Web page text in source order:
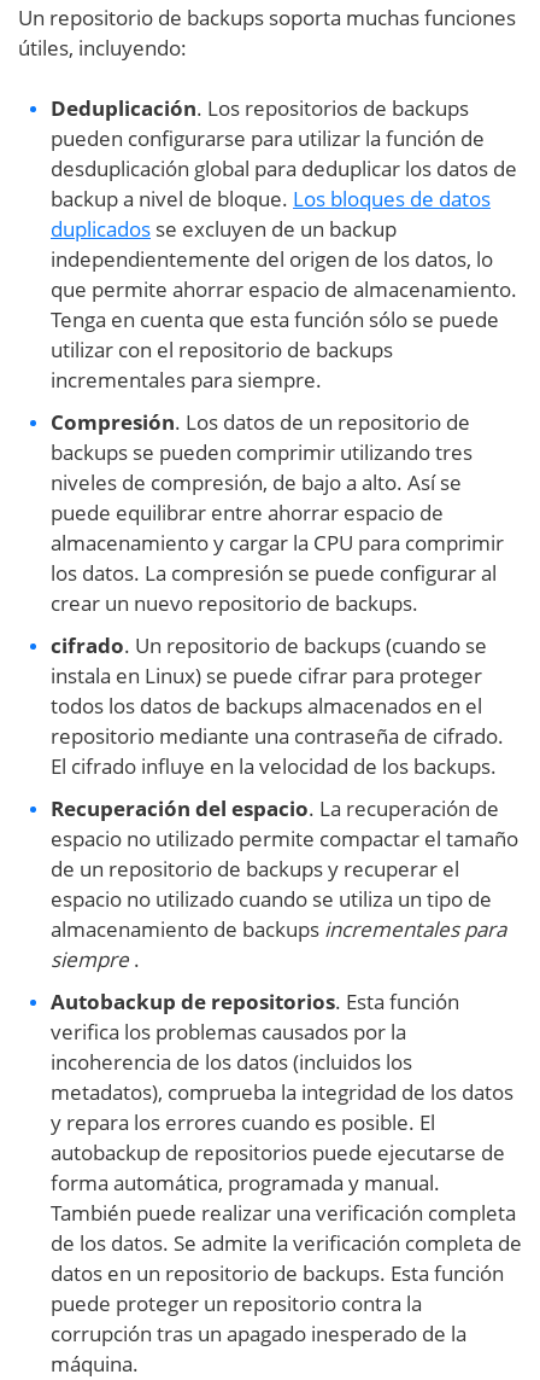
Un repositorio de backups soporta muchas funciones
útiles, incluyendo:
Deduplicación. Los repositorios de backups
pueden configurarse para utilizar la función de
desduplicación global para deduplicar los datos de
backup a nivel de bloque. Los bloques de datos
duplicados se excluyen de un backup
independientemente del origen de los datos, lo
que permite ahorrar espacio de almacenamiento.
Tenga en cuenta que esta función sólo se puede
utilizar con el repositorio de backups
incrementales para siempre.
Compresión. Los datos de un repositorio de
backups se pueden comprimir utilizando tres
niveles de compresión, de bajo a alto. Así se
puede equilibrar entre ahorrar espacio de
almacenamiento y cargar la CPU para comprimir
los datos. La compresión se puede configurar al
crear un nuevo repositorio de backups.
cifrado. Un repositorio de backups (cuando se
instala en Linux) se puede cifrar para proteger
todos los datos de backups almacenados en el
repositorio mediante una contraseña de cifrado.
El cifrado influye en la velocidad de los backups.
Recuperación del espacio. La recuperación de
espacio no utilizado permite compactar el tamaño
de un repositorio de backups y recuperar el
espacio no utilizado cuando se utiliza un tipo de
almacenamiento de backups incrementales para
siempre .
Autobackup de repositorios. Esta función
verifica los problemas causados por la
incoherencia de los datos (incluidos los
metadatos), comprueba la integridad de los datos
y repara los errores cuando es posible. El
autobackup de repositorios puede ejecutarse de
forma automática, programada y manual.
También puede realizar una verificación completa
de los datos. Se admite la verificación completa de
datos en un repositorio de backups. Esta función
puede proteger un repositorio contra la
corrupción tras un apagado inesperado de la
máquina.